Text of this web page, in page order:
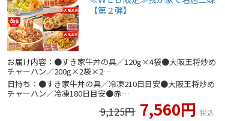
【第２弾】
お届け内容：●すき家牛丼の具／120g×4袋●大阪王将炒め
チャーハン／200g×2袋×2…
日持ち：●すき家牛丼の具／冷凍210日目安●大阪王将炒め
チャーハン／冷凍180日目安●赤…
9,125円 7,560円 税込